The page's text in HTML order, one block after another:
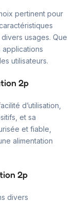
pertinent pour
usages. Que
utilisateurs.
2p
d’utilisation,
et sa
et fiable,
alimentation
2p
divers